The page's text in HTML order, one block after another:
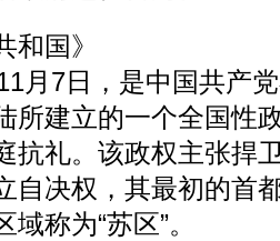
和国》
月7日，是中国共产
所建立的一个全国性
抗礼。该政权主张捍
自决权，其最初的首
称为“苏区”。